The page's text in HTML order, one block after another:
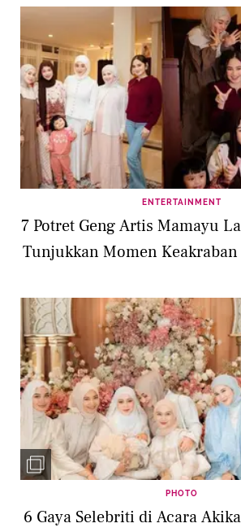
ENTERTAINMENT
7 Potret Geng Artis Mamayu
Tunjukkan Momen
PHOTO
6 Gaya Selebriti di Acara